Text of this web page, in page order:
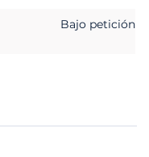
Bajo petición